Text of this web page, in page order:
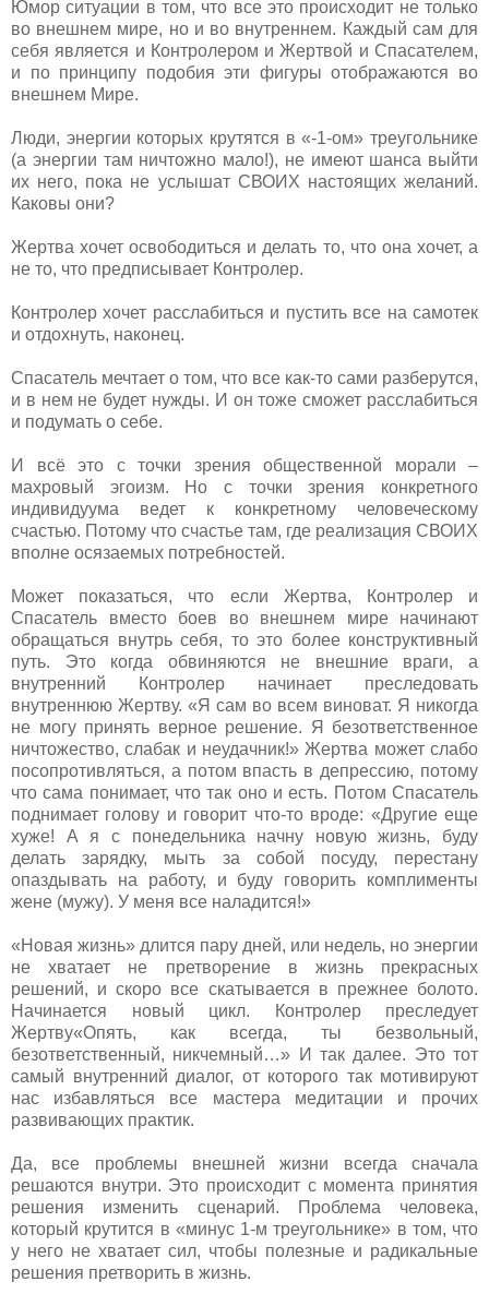
Юмор ситуации в том, что все это происходит не только
во внешнем мире, но и во внутреннем. Каждый сам для
себя является и Контролером и Жертвой и Спасателем,
и по принципу подобия эти фигуры отображаются во
внешнем Мире.
Люди, энергии которых крутятся в «-1-ом» треугольнике
(а энергии там ничтожно мало!), не имеют шанса выйти
их него, пока не услышат СВОИХ настоящих желаний.
Каковы они?
Жертва хочет освободиться и делать то, что она хочет, а
не то, что предписывает Контролер.
Контролер хочет расслабиться и пустить все на самотек
и отдохнуть, наконец.
Спасатель мечтает о том, что все как-то сами разберутся,
и в нем не будет нужды. И он тоже сможет расслабиться
и подумать о себе.
И всё это с точки зрения общественной морали –
махровый эгоизм. Но с точки зрения конкретного
индивидуума ведет к конкретному человеческому
счастью. Потому что счастье там, где реализация СВОИХ
вполне осязаемых потребностей.
Может показаться, что если Жертва, Контролер и
Спасатель вместо боев во внешнем мире начинают
обращаться внутрь себя, то это более конструктивный
путь. Это когда обвиняются не внешние враги, а
внутренний Контролер начинает преследовать
внутреннюю Жертву. «Я сам во всем виноват. Я никогда
не могу принять верное решение. Я безответственное
ничтожество, слабак и неудачник!» Жертва может слабо
посопротивляться, а потом впасть в депрессию, потому
что сама понимает, что так оно и есть. Потом Спасатель
поднимает голову и говорит что-то вроде: «Другие еще
хуже! А я с понедельника начну новую жизнь, буду
делать зарядку, мыть за собой посуду, перестану
опаздывать на работу, и буду говорить комплименты
жене (мужу). У меня все наладится!»
«Новая жизнь» длится пару дней, или недель, но энергии
не хватает не претворение в жизнь прекрасных
решений, и скоро все скатывается в прежнее болото.
Начинается новый цикл. Контролер преследует
Жертву«Опять, как всегда, ты безвольный,
безответственный, никчемный…» И так далее. Это тот
самый внутренний диалог, от которого так мотивируют
нас избавляться все мастера медитации и прочих
развивающих практик.
Да, все проблемы внешней жизни всегда сначала
решаются внутри. Это происходит с момента принятия
решения изменить сценарий. Проблема человека,
который крутится в «минус 1-м треугольнике» в том, что
у него не хватает сил, чтобы полезные и радикальные
решения претворить в жизнь.